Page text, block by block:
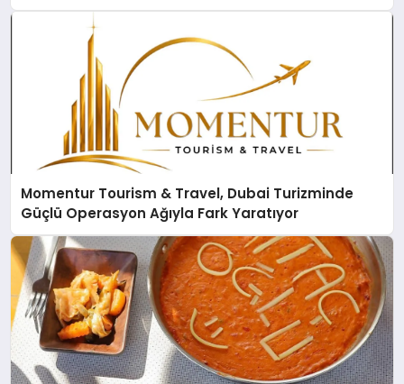
Momentur Tourism & Travel, Dubai Turizminde
Güçlü Operasyon Ağıyla Fark Yaratıyor